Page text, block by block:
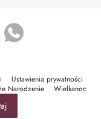
Ustawienia prywatności
Narodzenie Wielkanoc